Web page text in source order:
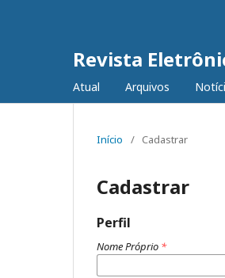
Revista
Atual Arquivos
Início / Cadastrar
Cadastrar
Perfil
Nome Próprio *